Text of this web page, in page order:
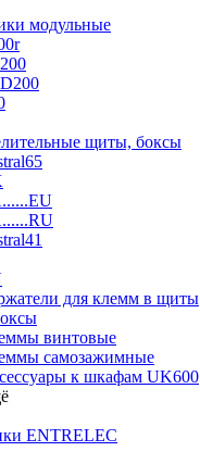
модульные
щиты, боксы
для клемм в щиты
винтовые
самозажимные
к шкафам UK600
ENTRELEC